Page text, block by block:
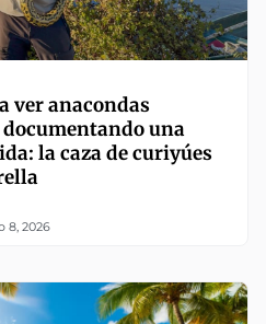
ver anacondas
una
la caza de curiyúes
8, 2026